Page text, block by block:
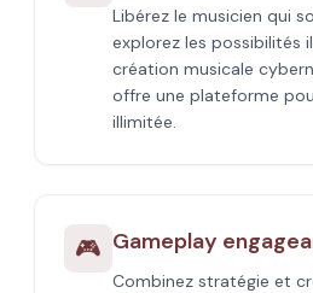
Libérez le musicien qui
explorez les possibilités
création musicale
offre une plateforme
illimitée.
🎮 Gameplay
Combinez stratégie et